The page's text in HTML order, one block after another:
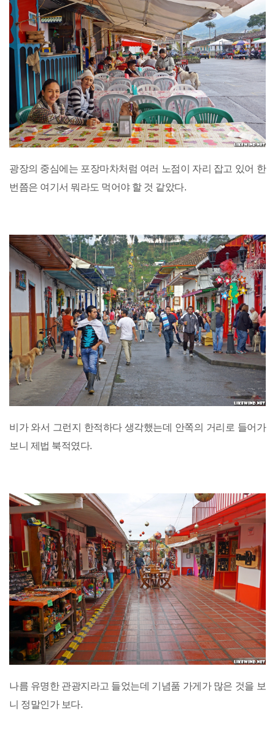
광장의 중심에는 포장마차처럼 여러 노점이 자리 잡고 있어 한
번쯤은 여기서 뭐라도 먹어야 할 것 같았다.
비가 와서 그런지 한적하다 생각했는데 안쪽의 거리로 들어가
보니 제법 북적였다.
나름 유명한 관광지라고 들었는데 기념품 가게가 많은 것을 보
니 정말인가 보다.